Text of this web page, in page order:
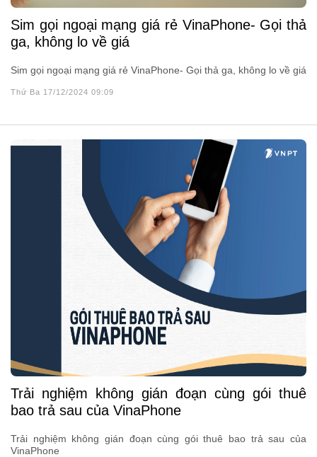
Sim gọi ngoại mạng giá rẻ VinaPhone- Gọi thả
ga, không lo về giá
Sim gọi ngoại mạng giá rẻ VinaPhone- Gọi thả ga, không lo về giá
Thứ Ba 17/12/2024 09:09
Trải nghiệm không gián đoạn cùng gói thuê
bao trả sau của VinaPhone
Trải nghiệm không gián đoạn cùng gói thuê bao trả sau của
VinaPhone